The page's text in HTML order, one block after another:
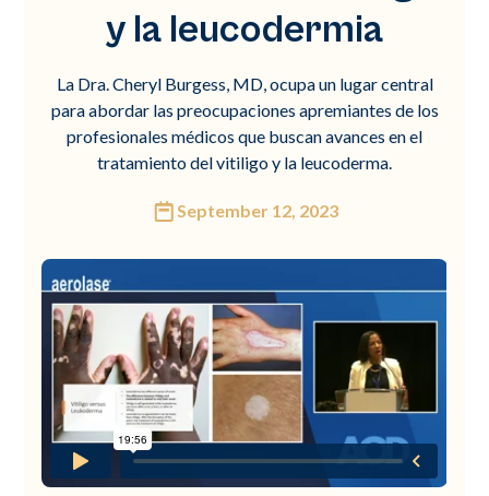
y la leucodermia
La Dra. Cheryl Burgess, MD, ocupa un lugar central
para abordar las preocupaciones apremiantes de los
profesionales médicos que buscan avances en el
tratamiento del vitiligo y la leucoderma.
September 12, 2023